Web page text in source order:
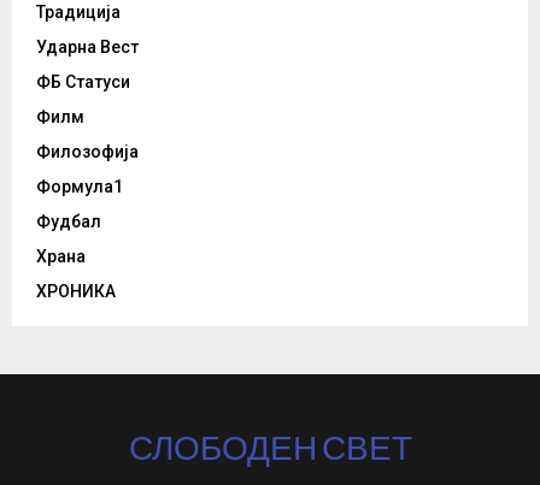
Традиција
Ударна Вест
ФБ Статуси
Филм
Филозофија
Формула1
Фудбал
Храна
ХРОНИКА
СЛОБОДЕН СВЕТ